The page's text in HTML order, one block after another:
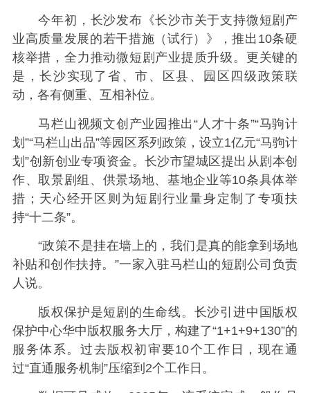
今年初，长沙发布《长沙市关于支持微短剧产
业高质量发展的若干措施（试行）》，推出10条硬
核举措，全力推动微短剧产业提质升级。更关键的
是，长沙实现了省、市、区县、园区四级政策联
动，各有侧重、互相补位。
马栏山视频文创产业园推出“人才十条”“马驹计
划”“马栏山出品”等园区系列政策，设立1亿元“马驹计
划”创新创业专项资金。长沙市望城区提出从剧本创
作、取景剧组、供景场地、基地企业等10条具体举
措；天心经开区则为短剧行业量身定制了专项扶
持“十二条”。
“政策不是挂在墙上的，我们是真的能拿到场地
补贴和创作扶持。”一家入驻马栏山的短剧公司负责
人说。
版权保护是短剧的生命线。长沙引进中国版权
保护中心华中版权服务大厅，构建了“1+1+9+130”的
服务体系。过去版权初审要10个工作日，现在通
过“直通服务机制”压缩到2个工作日。